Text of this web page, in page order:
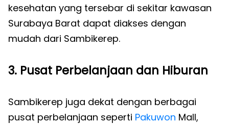
kesehatan yang tersebar di sekitar kawasan
Surabaya Barat dapat diakses dengan
mudah dari Sambikerep.
3. Pusat Perbelanjaan dan Hiburan
Sambikerep juga dekat dengan berbagai
pusat perbelanjaan seperti Pakuwon Mall,